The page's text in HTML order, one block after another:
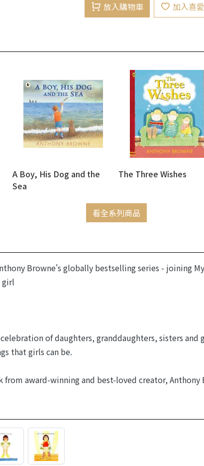
放入購物車 加入喜
A Boy, His Dog and the
Sea
The Three Wishes
看全系列商品
Browne's globally bestselling series - joining
girl
of daughters, granddaughters, sisters and
that girls can be.
award-winning and best-loved creator, Anthony